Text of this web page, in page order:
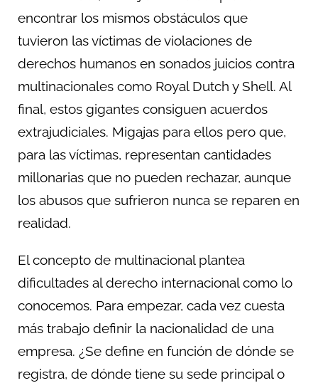
encontrar los mismos obstáculos que
tuvieron las víctimas de violaciones de
derechos humanos en sonados juicios contra
multinacionales como Royal Dutch y Shell. Al
final, estos gigantes consiguen acuerdos
extrajudiciales. Migajas para ellos pero que,
para las víctimas, representan cantidades
millonarias que no pueden rechazar, aunque
los abusos que sufrieron nunca se reparen en
realidad.
El concepto de multinacional plantea
dificultades al derecho internacional como lo
conocemos. Para empezar, cada vez cuesta
más trabajo definir la nacionalidad de una
empresa. ¿Se define en función de dónde se
registra, de dónde tiene su sede principal o